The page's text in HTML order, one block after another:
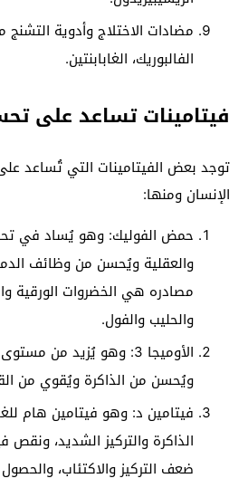
مضادات الاختلاج وأدوية
الفالبوريك، الغابابنتين.
فيتامينات تساعد على
توجد بعض الفيتامينات التي تُساعد
الإنسان ومنها:
حمض الفوليك: وهو يُساد في
والعقلية ويُحسن من وظائف
مصادره هي الخضروات الورقية
والحليب والفول.
الأوميجا 3: وهو يُزيد من
ويُحسن من الذاكرة ويُقوي من
فيتامين د: وهو فيتامين هام
الذاكرة والتركيز الشديد،
ضعف التركيز والاكتئاب،